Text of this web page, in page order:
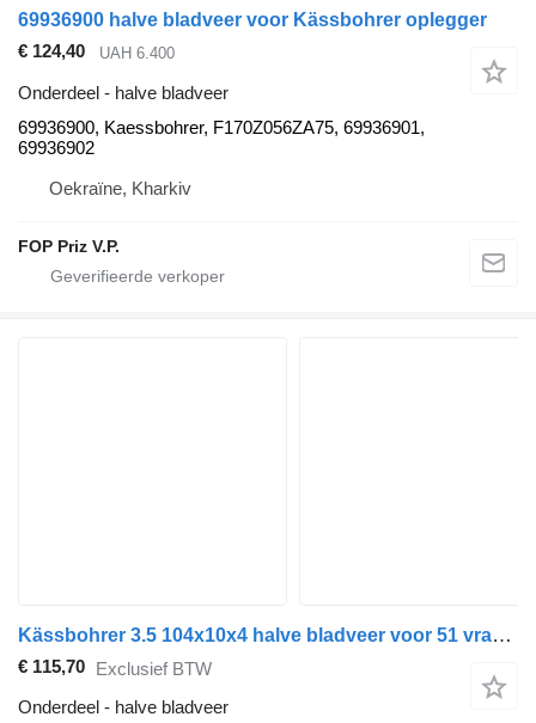
69936900 halve bladveer voor Kässbohrer oplegger
€ 124,40
UAH 6.400
Onderdeel - halve bladveer
69936900, Kaessbohrer, F170Z056ZA75, 69936901,
69936902
Oekraïne, Kharkiv
FOP Priz V.P.
Kässbohrer 3.5 104x10x4 halve bladveer voor 51 vrachtwagen
€ 115,70 Exclusief BTW
Onderdeel - halve bladveer